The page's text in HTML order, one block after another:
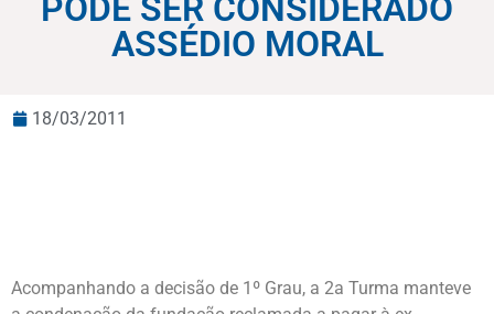
PODE SER CONSIDERADO
ASSÉDIO MORAL
18/03/2011
Acompanhando a decisão de 1º Grau, a 2a Turma manteve